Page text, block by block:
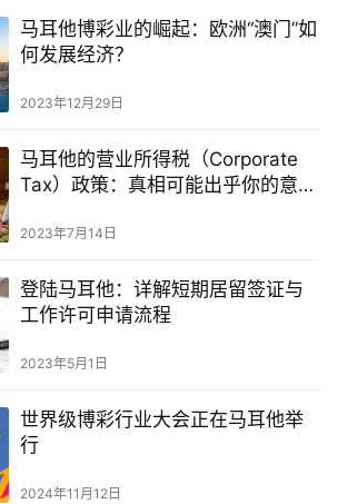
马耳他博彩业的崛起：欧洲“澳门”如
何发展经济？
2023年12月29日
马耳他的营业所得税（Corporate
Tax）政策：真相可能出乎你的意
2023年7月14日
登陆马耳他：详解短期居留签证与
工作许可申请流程
2023年5月1日
世界级博彩行业大会正在马耳他举
行
2024年11月12日